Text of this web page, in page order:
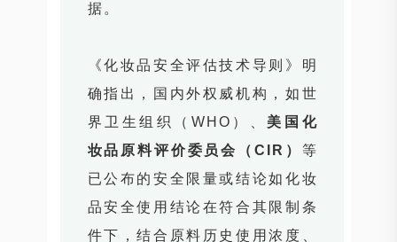
据。
《化妆品安全评估技术导则》明
确指出，国内外权威机构，如世
界卫生组织（WHO）、 美国化
妆品原料评价委员会（CIR） 等
已公布的安全限量或结论如化妆
品安全使用结论在符合其限制条
件下，结合原料历史使用浓度、